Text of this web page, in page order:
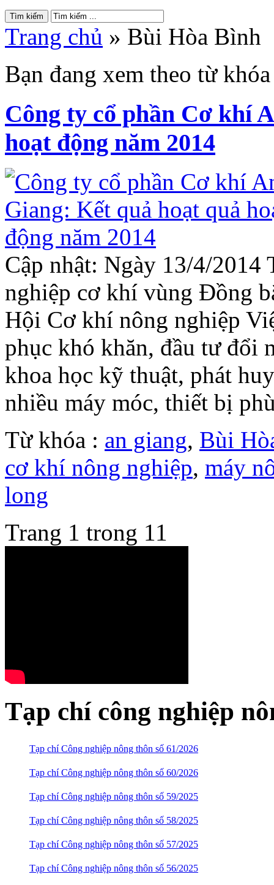
Trang chủ » Bùi Hòa Bình
Bạn đang xem theo từ
Công ty cổ phần Cơ khí
hoạt động năm 2014
Cập nhật: Ngày 13/4/2014
nghiệp cơ khí vùng Đồng
Hội Cơ khí nông nghiệp
phục khó khăn, đầu tư đổi
khoa học kỹ thuật, phát
nhiều máy móc, thiết bị
Từ khóa : an giang, Bùi
cơ khí nông nghiệp, máy
long
Trang 1 trong 11
Tạp chí công nghiệp
Tạp chí Công nghiệp nông thôn số 61/2026
Tạp chí Công nghiệp nông thôn số 60/2026
Tạp chí Công nghiệp nông thôn số 59/2025
Tạp chí Công nghiệp nông thôn số 58/2025
Tạp chí Công nghiệp nông thôn số 57/2025
Tạp chí Công nghiệp nông thôn số 56/2025